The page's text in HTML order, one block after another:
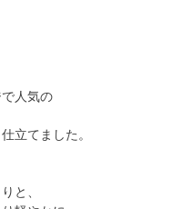
人気の
立てました。
と、